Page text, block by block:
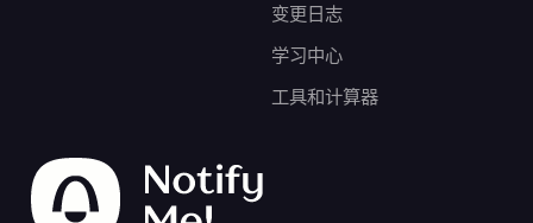
变更日志
学习中心
工具和计算器